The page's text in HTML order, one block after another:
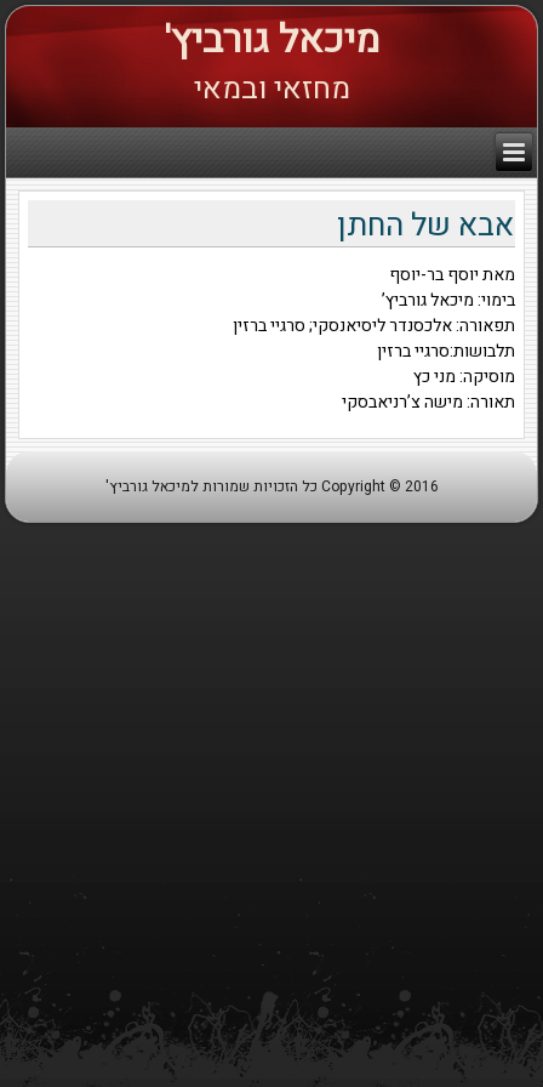
מיכאל גורביץ'
מחזאי ובמאי
אבא של החתן
מאת יוסף בר-יוסף
בימוי: מיכאל גורביץ’
תפאורה: אלכסנדר ליסיאנסקי; סרגיי ברזין
תלבושות:סרגיי ברזין
מוסיקה: מני כץ
תאורה: מישה צ’רניאבסקי
Copyright © 2016 כל הזכויות שמורות למיכאל גורביץ'